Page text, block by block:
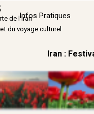
Sauter
▼
Infos Pratiques
de l'Iran
du voyage culturel
Iran :